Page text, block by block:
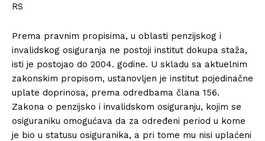
RS
Prema pravnim propisima, u oblasti penzijskog i
invalidskog osiguranja ne postoji institut dokupa staža,
isti je postojao do 2004. godine. U skladu sa aktuelnim
zakonskim propisom, ustanovljen je institut pojedinačne
uplate doprinosa, prema odredbama člana 156.
Zakona o penzijsko i invalidskom osiguranju, kojim se
osiguraniku omogućava da za određeni period u kome
je bio u statusu osiguranika, a pri tome mu nisi uplaćeni